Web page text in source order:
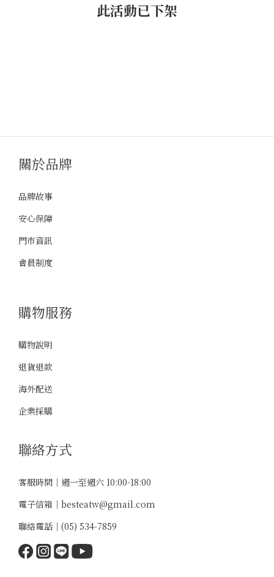
此活動已下架
關於品牌
品牌故事
安心保障
門市資訊
會員制度
購物服務
購物說明
退貨退款
海外配送
企業採購
聯絡方式
客服時間｜週一至週六 10:00-18:00
電子信箱｜ besteatw@gmail.com
聯絡電話｜ (05) 534-7859